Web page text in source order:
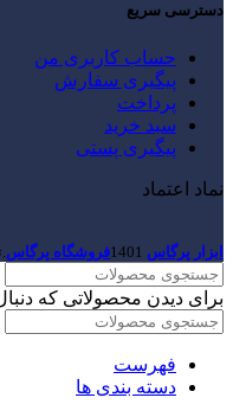
دسترسی سریع
حساب کاربری من
پیگیری سفارش
پرداخت
سبد خرید
پیگیری پستی
نماد اعتماد
ابزار پرگاس 1401فروشگاه پرگاس
برای دیدن محصولاتی که
فهرست
دسته بندی ها